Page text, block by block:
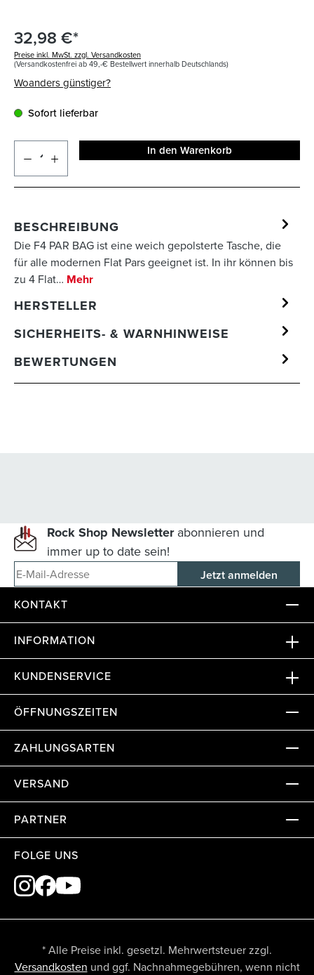
32,98 €*
Preise inkl. MwSt. zzgl. Versandkosten
(Versandkostenfrei ab 49,-€ Bestellwert innerhalb Deutschlands)
Woanders günstiger?
Sofort lieferbar
In den Warenkorb
BESCHREIBUNG
Die F4 PAR BAG ist eine weich gepolsterte Tasche, die
für alle modernen Flat Pars geeignet ist. In ihr können bis
zu 4 Flat… Mehr
HERSTELLER
SICHERHEITS- & WARNHINWEISE
BEWERTUNGEN
Rock Shop Newsletterabonnieren und
immer up to date sein!
E-Mail-Adresse
KONTAKT
INFORMATION
KUNDENSERVICE
ÖFFNUNGSZEITEN
ZAHLUNGSARTEN
VERSAND
PARTNER
FOLGE UNS
* Alle Preise inkl. gesetzl. Mehrwertsteuer zzgl.
Versandkosten und ggf. Nachnahmegebühren, wenn nicht